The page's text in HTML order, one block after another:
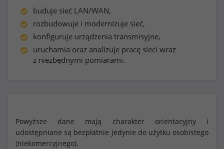
buduje sieć LAN/WAN,
rozbudowuje i modernizuje sieć,
konfiguruje urządzenia transmisyjne,
uruchamia oraz analizuje pracę sieci wraz
z niezbędnymi pomiarami.
Powyższe dane mają charakter orientacyjny i
udostępniane są bezpłatnie jedynie do użytku osobistego
(niekomercyjnego).